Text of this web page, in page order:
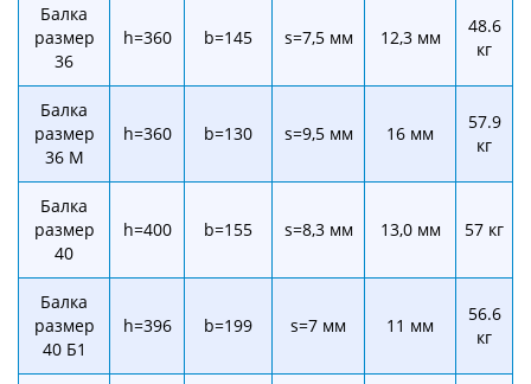
Балка
размер
36
h=360 b=145 s=7,5 мм 12,3 мм
48.6
кг
Балка
размер
36 М
h=360 b=130 s=9,5 мм 16 мм
57.9
кг
Балка
размер
40
h=400 b=155 s=8,3 мм 13,0 мм 57 кг
Балка
размер
40 Б1
h=396 b=199 s=7 мм 11 мм
56.6
кг